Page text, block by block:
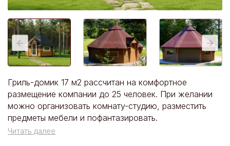
Гриль-домик 17 м2 рассчитан на комфортное
размещение компании до 25 человек. При желании
можно организовать комнату-студию, разместить
предметы мебели и пофантазировать.
Читать далее